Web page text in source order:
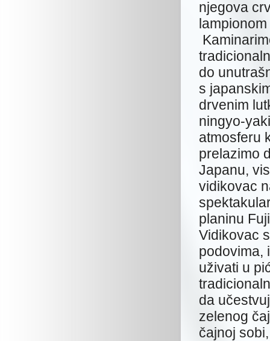
njegova
do
s
drvenim
ningyo-
atmosferu
prelazimo
Japanu,
vidikovac
planinu
Vidikovac
podovima,
uživati u
da
zelenog
čajnoj